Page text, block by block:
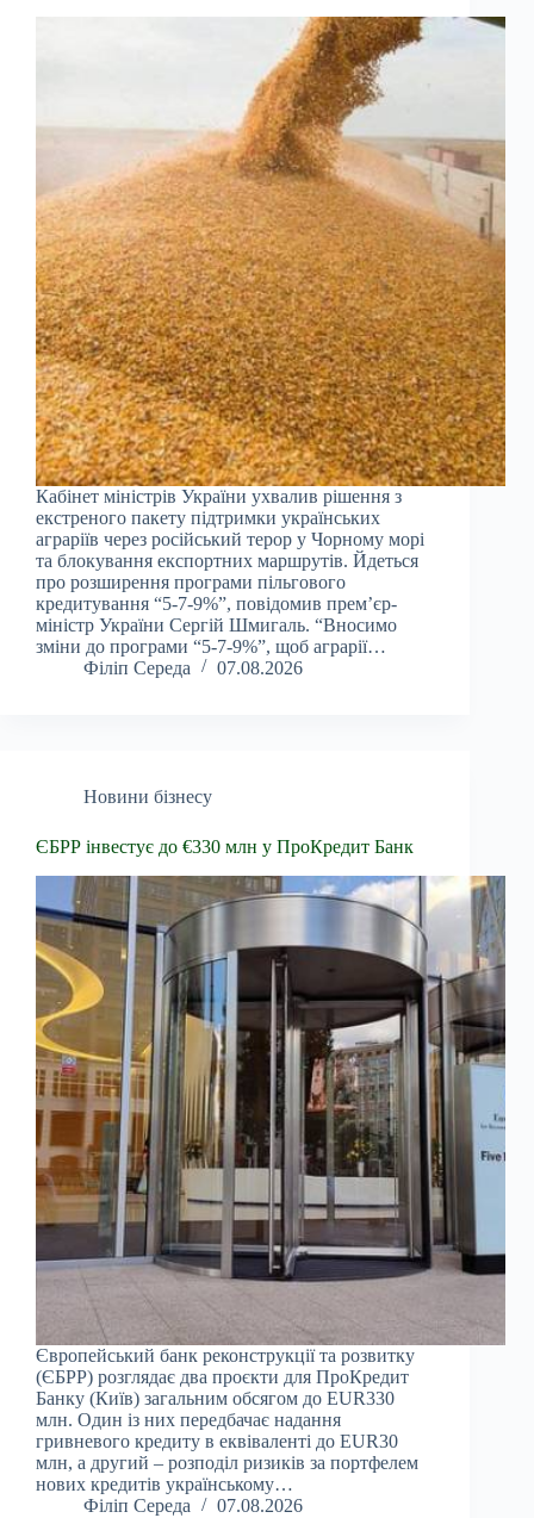
Кабінет міністрів України ухвалив рішення з
екстреного пакету підтримки українських
аграріїв через російський терор у Чорному морі
та блокування експортних маршрутів. Йдеться
про розширення програми пільгового
кредитування “5-7-9%”, повідомив прем’єр-
міністр України Сергій Шмигаль. “Вносимо
зміни до програми “5-7-9%”, щоб аграрії…
Філіп Середа
07.08.2026
Новини бізнесу
ЄБРР інвестує до €330 млн у ПроКредит Банк
Європейський банк реконструкції та розвитку
(ЄБРР) розглядає два проєкти для ПроКредит
Банку (Київ) загальним обсягом до EUR330
млн. Один із них передбачає надання
гривневого кредиту в еквіваленті до EUR30
млн, а другий – розподіл ризиків за портфелем
нових кредитів українському…
Філіп Середа
07.08.2026